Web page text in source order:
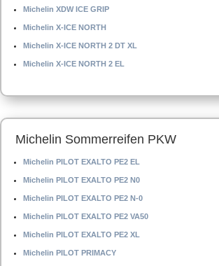
Michelin XDW ICE GRIP
Michelin X-ICE NORTH
Michelin X-ICE NORTH 2 DT XL
Michelin X-ICE NORTH 2 EL
Michelin Sommerreifen PKW
Michelin PILOT EXALTO PE2 EL
Michelin PILOT EXALTO PE2 N0
Michelin PILOT EXALTO PE2 N-0
Michelin PILOT EXALTO PE2 VA50
Michelin PILOT EXALTO PE2 XL
Michelin PILOT PRIMACY